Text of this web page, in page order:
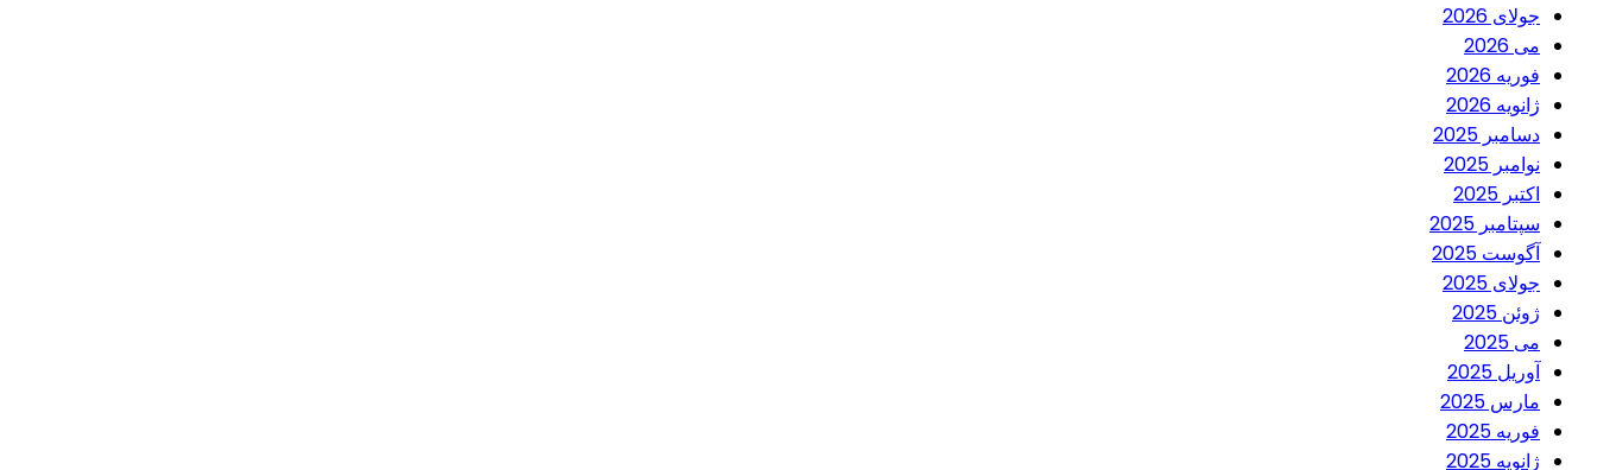
جولای 2026
می 2026
فوریه 2026
ژانویه 2026
دسامبر 2025
نوامبر 2025
اکتبر 2025
سپتامبر 2025
آگوست 2025
جولای 2025
ژوئن 2025
می 2025
آوریل 2025
مارس 2025
فوریه 2025
ژانویه 2025